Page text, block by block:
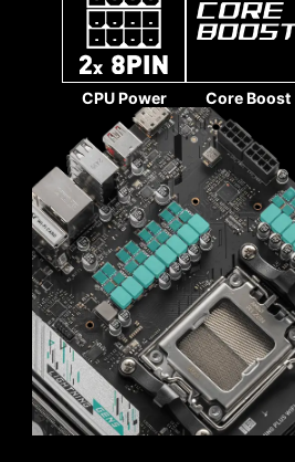
CPU Power Core Boost
“High-Efficiency“高效模式旨
並降低延遲來優化記憶體性能
定可讓用戶根據記憶體模組的
合。
實心針腳設
MSI 主機板 4-pin、8-pin 和
用實心針腳設計。實心針腳設
流負載時，能更安全穩定地將
器。
實心針腳電源連接埠的優
提升穩定性：較大的接觸
輸的穩定性。